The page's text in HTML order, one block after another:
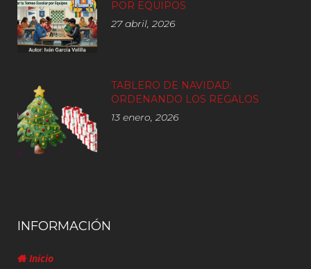
POR EQUIPOS
27 abril, 2026
TABLERO DE NAVIDAD:
ORDENANDO LOS REGALOS
13 enero, 2026
INFORMACIÓN
Inicio